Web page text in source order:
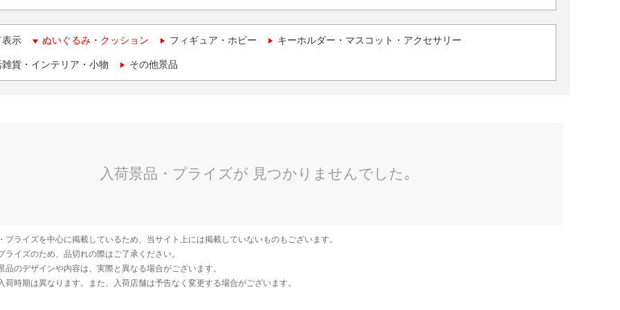
表示 ぬいぐるみ・クッション フィギュア・ホビー キーホルダー・マスコット・アクセサリー
貨・インテリア・小物 その他景品